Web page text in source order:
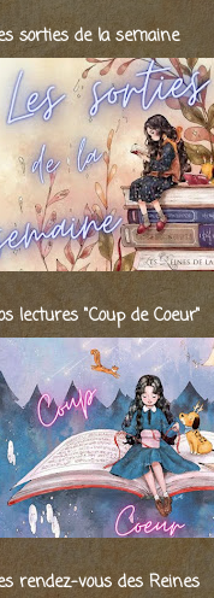
sorties de la semaine
lectures "Coup de Coeur"
rendez-vous des Reines